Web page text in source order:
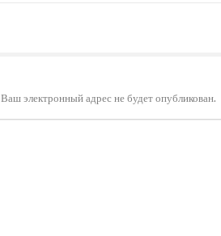
Ваш электронный адрес не будет опубликован.